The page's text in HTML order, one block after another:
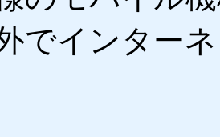
でインター